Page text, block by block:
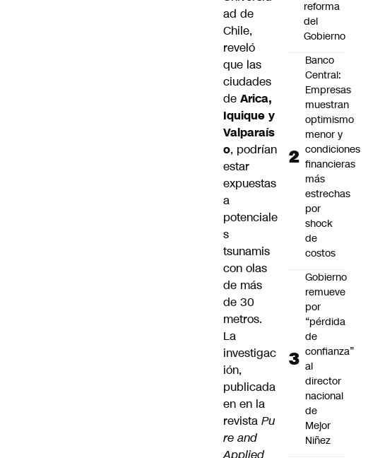
ad de
Chile,
reveló
que las
ciudades
de Arica,
Iquique y
Valparaís
o, podrían
estar
expuestas
a
potenciale
s
tsunamis
con olas
de más
de 30
metros.
La
investigac
ión,
publicada
en en la
revista Pu
re and
Applied
reforma
del
Gobierno
Banco
Central:
Empresas
muestran
optimismo
menor y
condiciones
financieras
más
estrechas
por
shock
de
costos
Gobierno
remueve
por
“pérdida
de
confianza”
al
director
nacional
de
Mejor
Niñez